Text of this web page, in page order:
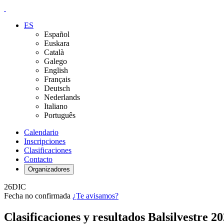
ES
Español
Euskara
Català
Galego
English
Français
Deutsch
Nederlands
Italiano
Português
Calendario
Inscripciones
Clasificaciones
Contacto
Organizadores
26DIC
Fecha no confirmada ¿Te avisamos?
Clasificaciones y resultados Balsilvestre